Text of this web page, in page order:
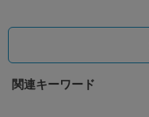
関連キーワード